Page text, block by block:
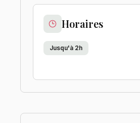
Horaires
Jusqu'à 2h